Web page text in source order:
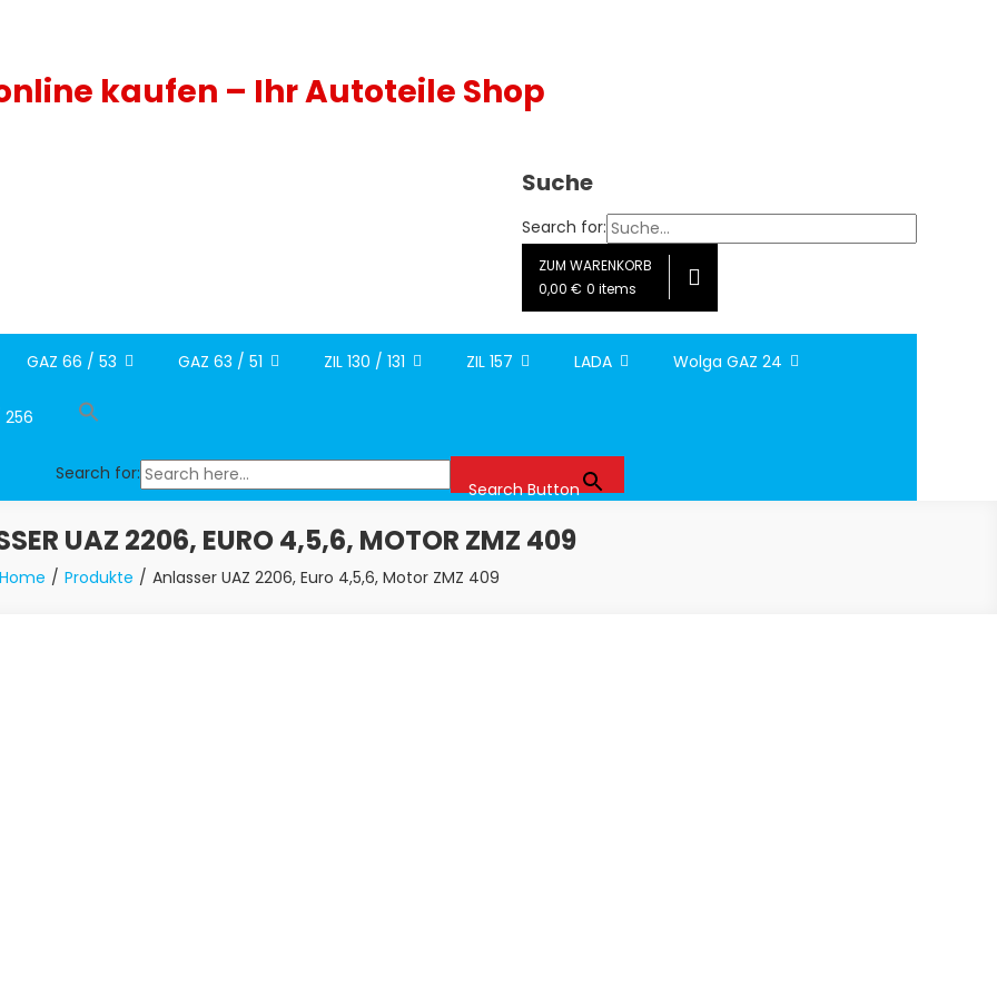
online kaufen – Ihr Autoteile Shop
Suche
Search for:
ZUM WARENKORB
0,00 € 0 items
GAZ 66 / 53 GAZ 63 / 51 ZIL 130 / 131 ZIL 157 LADA Wolga GAZ 24
256
Search for:
Search Button
UAZ 2206, EURO 4,5,6, MOTOR ZMZ 409
Home Produkte Anlasser UAZ 2206, Euro 4,5,6, Motor ZMZ 409